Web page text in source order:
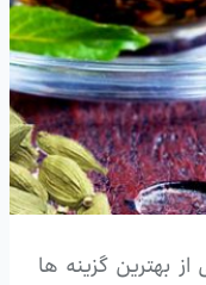
بهترین گزینه ها